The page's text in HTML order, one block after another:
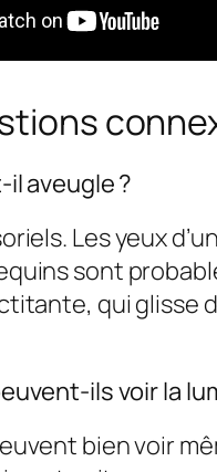
aveugle ?
Les yeux
sont
qui glisse
ils voir la
bien voir